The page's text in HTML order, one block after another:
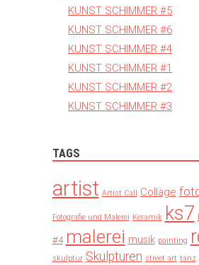
KUNST SCHIMMER #5
KUNST SCHIMMER #6
KUNST SCHIMMER #4
KUNST SCHIMMER #1
KUNST SCHIMMER #2
KUNST SCHIMMER #3
TAGS
artist Artist Call Collage
Fotografie und Malerei Keramik ks7
#4 malerei musik painting
skulptur Skulpturen street art tanz